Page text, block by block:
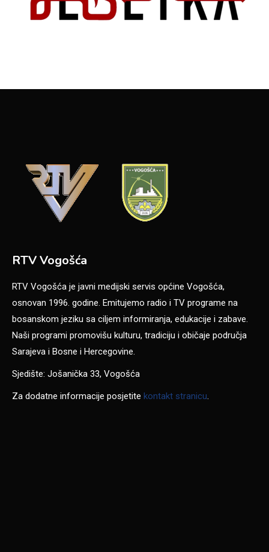
RTV Vogošća
RTV Vogošća je javni medijski servis općine Vogošća,
osnovan 1996. godine. Emitujemo radio i TV programe na
bosanskom jeziku sa ciljem informiranja, edukacije i zabave.
Naši programi promovišu kulturu, tradiciju i običaje područja
Sarajeva i Bosne i Hercegovine.
Sjedište: Jošanička 33, Vogošća
Za dodatne informacije posjetite kontakt stranicu